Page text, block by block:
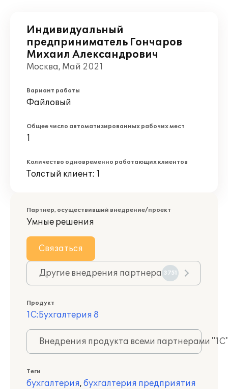
Индивидуальный
предприниматель Гончаров
Михаил Александрович
Москва, Май 2021
Вариант работы
Файловый
Общее число автоматизированных рабочих мест
1
Количество одновременно работающих клиентов
Толстый клиент: 1
Партнер, осуществивший внедрение/проект
Умные решения
Связаться
Другие внедрения партнера 3751
Продукт
1С:Бухгалтерия 8
Внедрения продукта всеми партнерами
Теги
бухгалтерия, бухгалтерия предприятия